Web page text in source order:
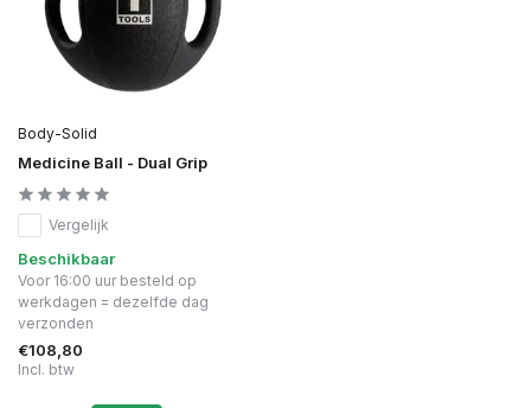
Body-Solid
Medicine Ball - Dual Grip
Vergelijk
Beschikbaar
Voor 16:00 uur besteld op
werkdagen = dezelfde dag
verzonden
€108,80
Incl. btw